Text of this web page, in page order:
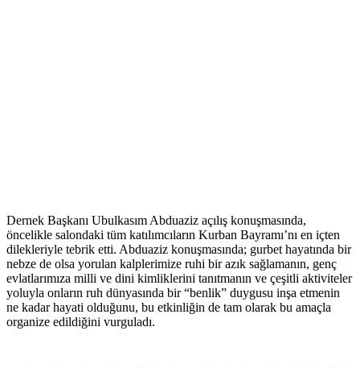
Dernek Başkanı Ubulkasım Abduaziz açılış konuşmasında,
öncelikle salondaki tüm katılımcıların Kurban Bayramı’nı en içten
dilekleriyle tebrik etti. Abduaziz konuşmasında; gurbet hayatında bir
nebze de olsa yorulan kalplerimize ruhi bir azık sağlamanın, genç
evlatlarımıza milli ve dini kimliklerini tanıtmanın ve çeşitli aktiviteler
yoluyla onların ruh dünyasında bir “benlik” duygusu inşa etmenin
ne kadar hayati olduğunu, bu etkinliğin de tam olarak bu amaçla
organize edildiğini vurguladı.